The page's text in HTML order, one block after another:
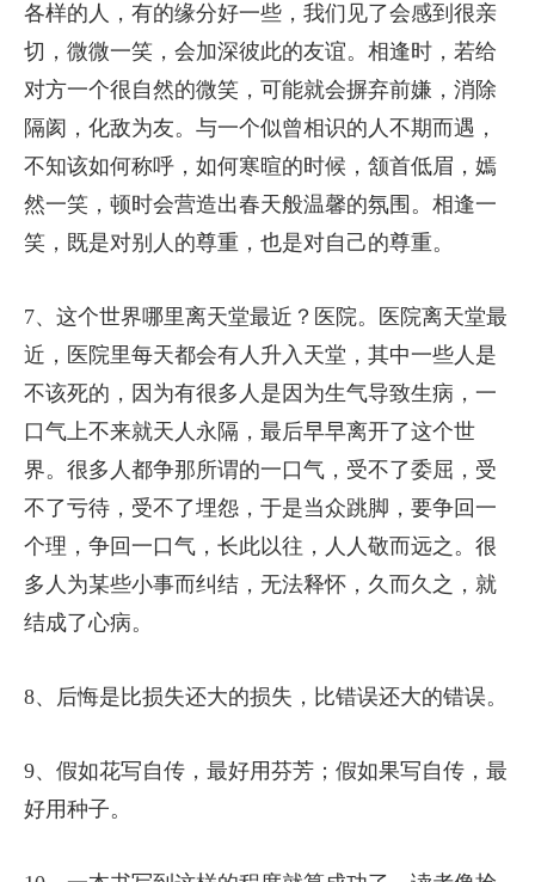
各样的人，有的缘分好一些，我们见了会感到很亲
切，微微一笑，会加深彼此的友谊。相逢时，若给
对方一个很自然的微笑，可能就会摒弃前嫌，消除
隔阂，化敌为友。与一个似曾相识的人不期而遇，
不知该如何称呼，如何寒暄的时候，颔首低眉，嫣
然一笑，顿时会营造出春天般温馨的氛围。相逢一
笑，既是对别人的尊重，也是对自己的尊重。
7、这个世界哪里离天堂最近？医院。医院离天堂最
近，医院里每天都会有人升入天堂，其中一些人是
不该死的，因为有很多人是因为生气导致生病，一
口气上不来就天人永隔，最后早早离开了这个世
界。很多人都争那所谓的一口气，受不了委屈，受
不了亏待，受不了埋怨，于是当众跳脚，要争回一
个理，争回一口气，长此以往，人人敬而远之。很
多人为某些小事而纠结，无法释怀，久而久之，就
结成了心病。
8、后悔是比损失还大的损失，比错误还大的错误。
9、假如花写自传，最好用芬芳；假如果写自传，最
好用种子。